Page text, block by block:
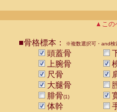
▲この
■骨格標本： ※複数選択可・and検
頭蓋骨
上腕骨
尺骨
大腿骨
腓骨(1)
体幹